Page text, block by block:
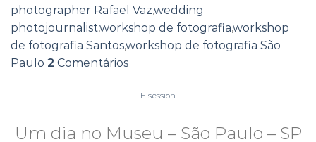
photographer Rafael Vaz,wedding
photojournalist,workshop de fotografia,workshop
de fotografia Santos,workshop de fotografia São
Paulo 2 Comentários
E-session
Um dia no Museu – São Paulo – SP